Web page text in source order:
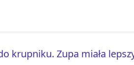
krupniku. Zupa miała